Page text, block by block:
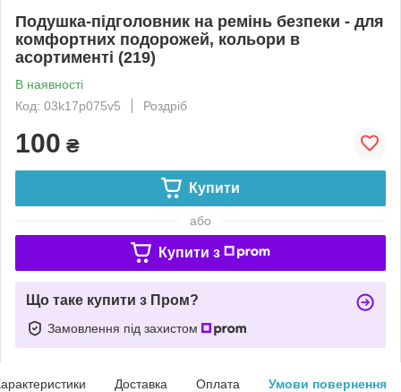
Подушка-підголовник на ремінь безпеки - для
комфортних подорожей, кольори в
асортименті (219)
В наявності
Код: 03k17p075v5
Роздріб
100 ₴
Купити
або
Купити з
Що таке купити з Пром?
Замовлення під захистом
Доставка Оплата Умови повернення